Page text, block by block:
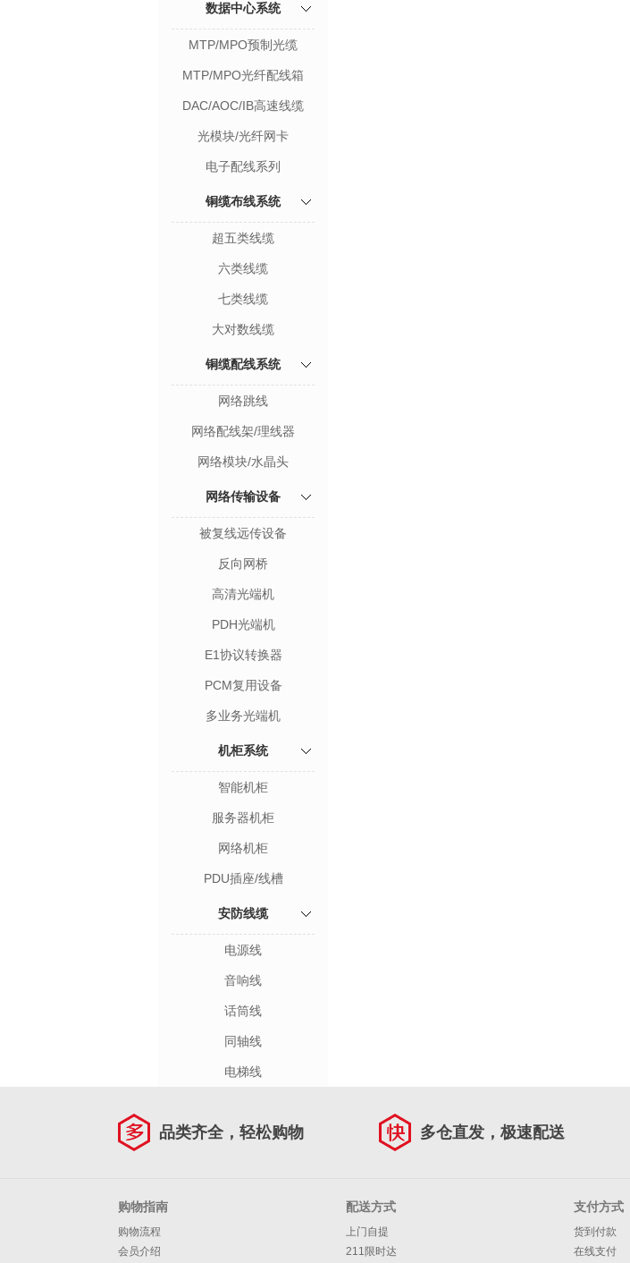
数据中心系统
MTP/MPO预制光缆
MTP/MPO光纤配线箱
DAC/AOC/IB高速线缆
光模块/光纤网卡
电子配线系列
铜缆布线系统
超五类线缆
六类线缆
七类线缆
大对数线缆
铜缆配线系统
网络跳线
网络配线架/理线器
网络模块/水晶头
网络传输设备
被复线远传设备
反向网桥
高清光端机
PDH光端机
E1协议转换器
PCM复用设备
多业务光端机
机柜系统
智能机柜
服务器机柜
网络机柜
PDU插座/线槽
安防线缆
电源线
音响线
话筒线
同轴线
电梯线
品类齐全，轻松购物 多仓直发，极速配送
购物指南
购物流程
会员介绍
配送方式
上门自提
211限时达
支付方式
货到付款
在线支付